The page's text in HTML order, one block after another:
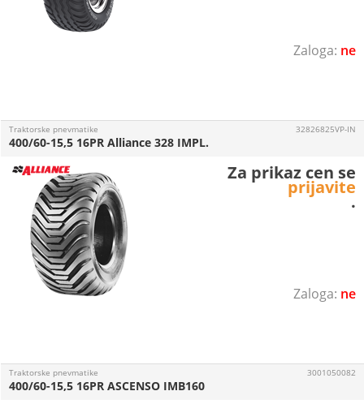
ne
ne
Traktorske pnevmatike
400/60-15,5 16PR Alliance 328 IMPL.
32826825VP-IN
Za prikaz cen se
prijavite
.
Traktorske pnevmatike
400/60-15,5 16PR ASCENSO IMB160
3001050082